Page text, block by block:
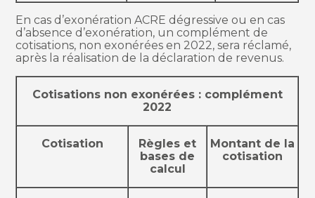
En cas d’exonération ACRE dégressive ou en cas
d’absence d’exonération, un complément de
cotisations, non exonérées en 2022, sera réclamé,
après la réalisation de la déclaration de revenus.
Cotisations non exonérées : complément
2022
Cotisation
Règles et
bases de
calcul
Montant de la
cotisation